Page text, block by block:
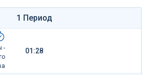
1 Период
-
01:28